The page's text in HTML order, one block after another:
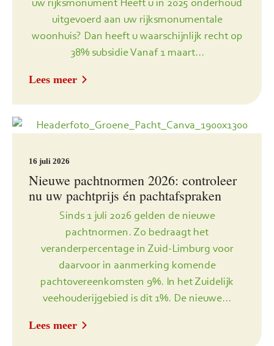
uitgevoerd aan uw rijksmonumentale
woonhuis? Dan heeft u waarschijnlijk recht op
38% subsidie Vanaf 1 maart...
Lees meer
16 juli 2026
Nieuwe pachtnormen 2026: controleer
nu uw pachtprijs én pachtafspraken
Sinds 1 juli 2026 gelden de nieuwe
pachtnormen. Zo bedraagt het
veranderpercentage in Zuid-Limburg voor
daarvoor in aanmerking komende
pachtovereenkomsten 9%. In het Zuidelijk
veehouderijgebied is dit 1%. De nieuwe...
Lees meer